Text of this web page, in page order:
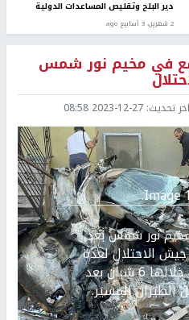
دير البلح وتقليص المساعدات الدولية
2 شهرين، 3 أسابيع ago
في مخيم نور شمس
اخر تحديث: 2023-12-27 08:58
Image
نور شمس بعد
الاحتلال لعدة
ساعات استشهد خلالها 6 شبان بعد
المسيَر.
التالي